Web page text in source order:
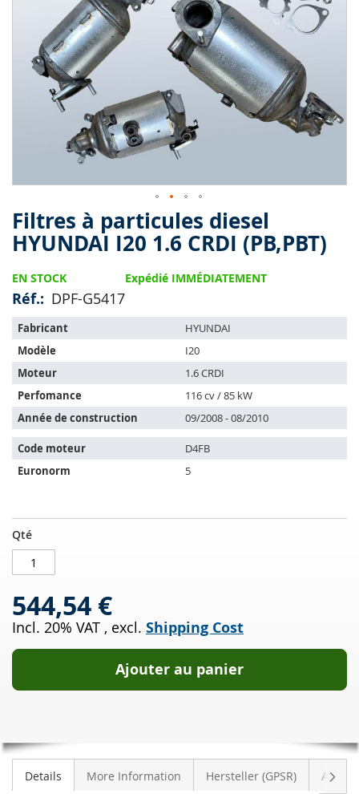
Filtres à particules diesel
HYUNDAI I20 1.6 CRDI (PB,PBT)
EN STOCK
Réf. DPF-G5417
Expédié IMMÉDIATEMENT
L'article
s'adapte
sur
les
véhicules
suivants:
Fabricant
HYUNDAI
Modèle
I20
Moteur
1.6 CRDI
Perfomance
116 cv / 85 kW
Année de construction
09/2008 - 08/2010
Code moteur
D4FB
Euronorm
5
Filtres
à
particules
HYUNDAI
I20
1.6
CRDI
EN
STOCK
Qté
544,54 €
Incl. 20% VAT , excl. Shipping Cost
Ajouter au panier
images
gallery
Skip
to
the
of
the
gallery
Details More Information Hersteller (GPSR) Avis